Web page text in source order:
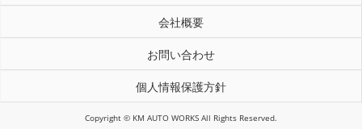
会社概要
お問い合わせ
個人情報保護方針
Copyright © KM AUTO WORKS All Rights Reserved.